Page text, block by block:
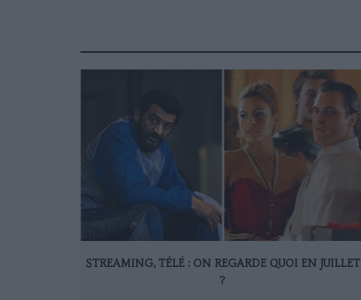
STREAMING, TÉLÉ : ON REGARDE QUOI EN JUILLET
?